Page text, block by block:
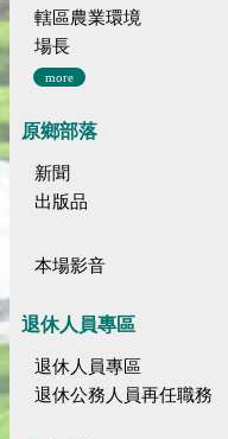
轄區農業環境
場長
more
原鄉部落
新聞
出版品
本場影音
退休人員專區
退休人員專區
退休公務人員再任職務